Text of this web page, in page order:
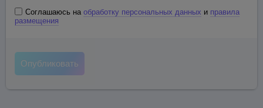
Соглашаюсь на обработку персональных данных и правила
размещения